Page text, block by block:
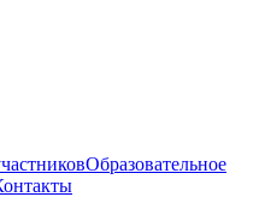
Образовательное